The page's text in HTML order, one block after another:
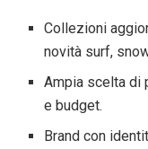
Collezioni
novità surf,
Ampia scelta di
e budget.
Brand con